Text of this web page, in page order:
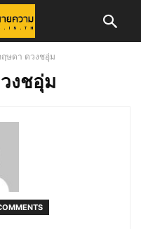
ษดา ดวงชอุ่ม
งชอุ่ม